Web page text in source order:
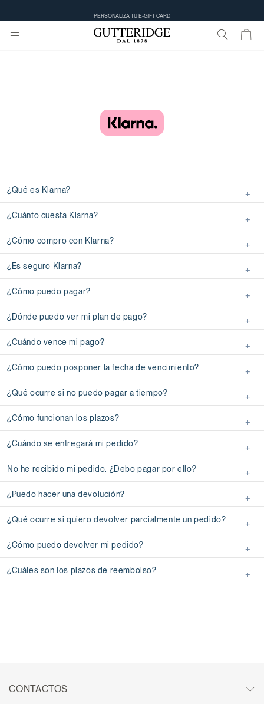
PERSONALIZA TU E-GIFT CARD
¿Qué es Klarna?
¿Cuánto cuesta Klarna?
¿Cómo compro con Klarna?
¿Es seguro Klarna?
¿Cómo puedo pagar?
¿Dónde puedo ver mi plan de pago?
¿Cuándo vence mi pago?
¿Cómo puedo posponer la fecha de vencimiento?
¿Qué ocurre si no puedo pagar a tiempo?
¿Cómo funcionan los plazos?
¿Cuándo se entregará mi pedido?
No he recibido mi pedido. ¿Debo pagar por ello?
Contactar con la tienda
¿Puedo hacer una devolución?
¿Qué ocurre si quiero devolver parcialmente un pedido?
¿Cómo puedo devolver mi pedido?
Siga las instrucciones de la tienda sobre las devoluciones
¿Cuáles son los plazos de reembolso?
CONTACTOS